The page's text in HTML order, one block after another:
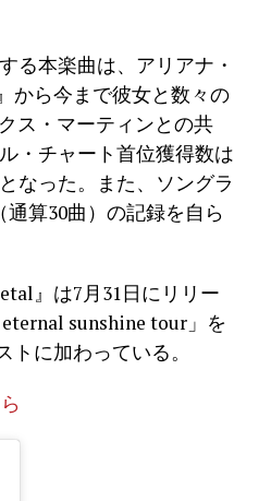
る本楽曲は、アリアナ・
から今まで彼女と数々の
ス・マーティンとの共
・チャート首位獲得数は
なった。また、ソングラ
算30曲）の記録を自ら
』は7月31日にリリー
sunshine tour」を
に加わっている。